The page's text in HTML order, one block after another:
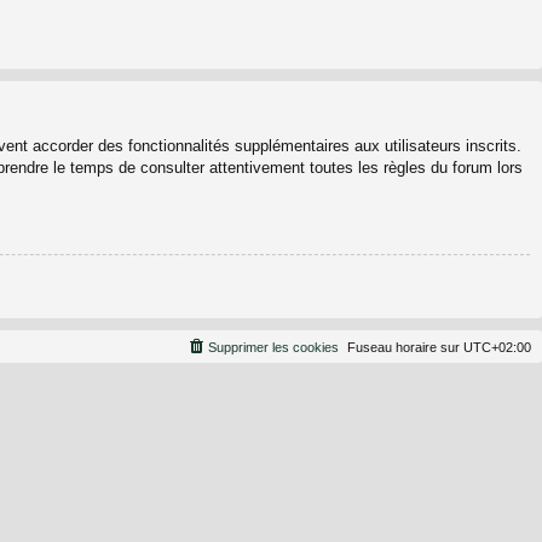
accorder des fonctionnalités supplémentaires aux utilisateurs inscrits.
le temps de consulter attentivement toutes les règles du forum lors
Fuseau horaire sur UTC+02:00
Supprimer les cookies